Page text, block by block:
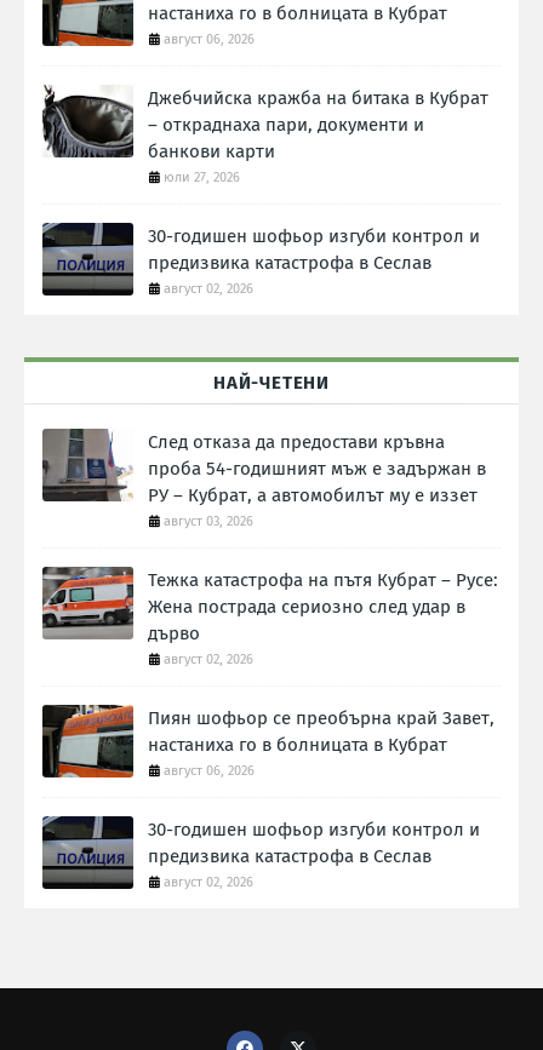
настаниха го в болницата в Кубрат
август 06, 2026
Джебчийска кражба на битака в Кубрат
– откраднаха пари, документи и
банкови карти
юли 27, 2026
30-годишен шофьор изгуби контрол и
предизвика катастрофа в Сеслав
август 02, 2026
НАЙ-ЧЕТЕНИ
След отказа да предостави кръвна
проба 54-годишният мъж е задържан в
РУ – Кубрат, а автомобилът му е иззет
август 03, 2026
Тежка катастрофа на пътя Кубрат – Русе:
Жена пострада сериозно след удар в
дърво
август 02, 2026
Пиян шофьор се преобърна край Завет,
настаниха го в болницата в Кубрат
август 06, 2026
30-годишен шофьор изгуби контрол и
предизвика катастрофа в Сеслав
август 02, 2026